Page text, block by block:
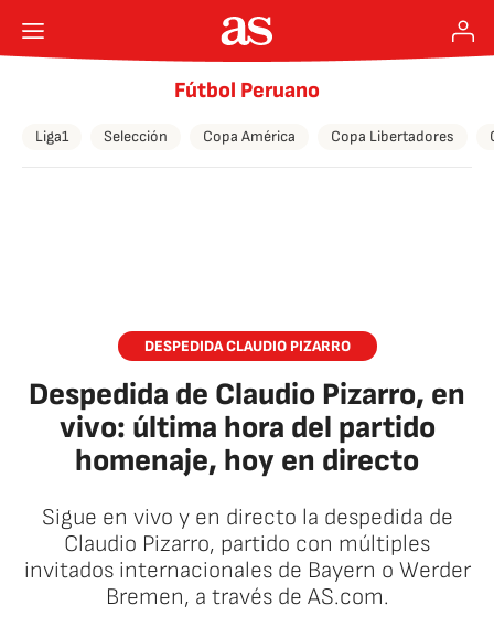
Fútbol Peruano
Liga1 Selección Copa América Copa Libertadores
DESPEDIDA CLAUDIO PIZARRO
Despedida de Claudio Pizarro, en
vivo: última hora del partido
homenaje, hoy en directo
Sigue en vivo y en directo la despedida de
Claudio Pizarro, partido con múltiples
invitados internacionales de Bayern o Werder
Bremen, a través de AS.com.